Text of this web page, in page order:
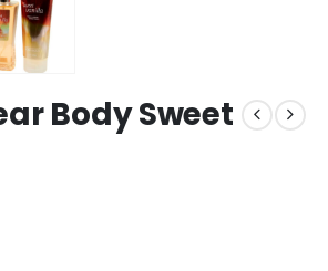
Body Sweet